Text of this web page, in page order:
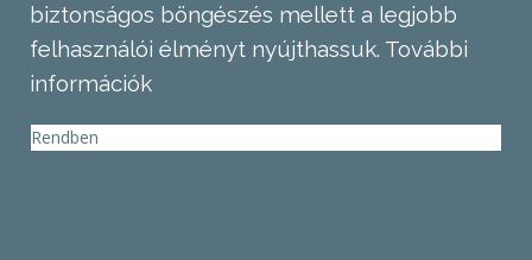
biztonságos böngészés mellett a legjobb
felhasználói élményt nyújthassuk. További
információk
Rendben